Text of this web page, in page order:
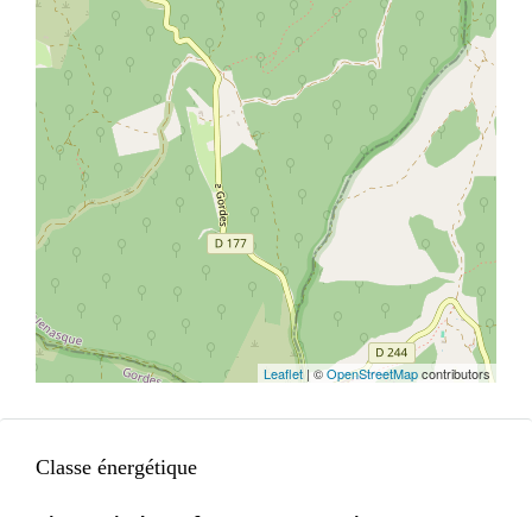
Leaflet| ©OpenStreetMapcontributors
Classe énergétique